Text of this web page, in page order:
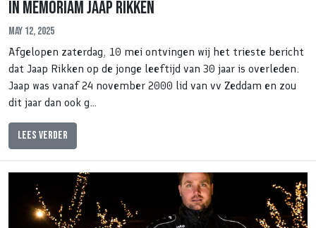
In Memoriam Jaap Rikken
May 12, 2025
Afgelopen zaterdag, 10 mei ontvingen wij het trieste bericht
dat Jaap Rikken op de jonge leeftijd van 30 jaar is overleden.
Jaap was vanaf 24 november 2000 lid van vv Zeddam en zou
dit jaar dan ook g…
Lees verder